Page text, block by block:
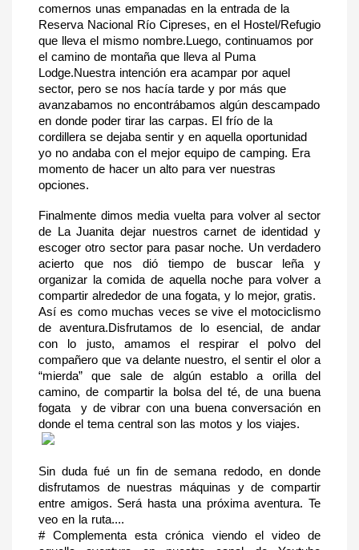
comernos unas empanadas en la entrada de la
Reserva Nacional Río Cipreses, en el Hostel/Refugio
que lleva el mismo nombre.Luego, continuamos por
el camino de montaña que lleva al Puma
Lodge.Nuestra intención era acampar por aquel
sector, pero se nos hacía tarde y por más que
avanzabamos no encontrábamos algún descampado
en donde poder tirar las carpas. El frío de la
cordillera se dejaba sentir y en aquella oportunidad
yo no andaba con el mejor equipo de camping. Era
momento de hacer un alto para ver nuestras
opciones.
Finalmente dimos media vuelta para volver al sector
de La Juanita dejar nuestros carnet de identidad y
escoger otro sector para pasar noche. Un verdadero
acierto que nos dió tiempo de buscar leña y
organizar la comida de aquella noche para volver a
compartir alrededor de una fogata, y lo mejor, gratis.
Así es como muchas veces se vive el motociclismo
de aventura.Disfrutamos de lo esencial, de andar
con lo justo, amamos el respirar el polvo del
compañero que va delante nuestro, el sentir el olor a
“mierda” que sale de algún establo a orilla del
camino, de compartir la bolsa del té, de una buena
fogata  y de vibrar con una buena conversación en
donde el tema central son las motos y los viajes.
Sin duda fué un fin de semana redodo, en donde
disfrutamos de nuestras máquinas y de compartir
entre amigos. Será hasta una próxima aventura. Te
veo en la ruta....
# Complementa esta crónica viendo el video de